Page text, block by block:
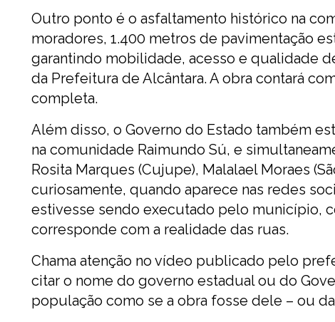
Outro ponto é o asfaltamento histórico na
moradores, 1.400 metros de pavimentação
garantindo mobilidade, acesso e qualidade
da Prefeitura de Alcântara. A obra contará
completa.
Além disso, o Governo do Estado também
na comunidade Raimundo Sú, e
Rosita Marques (Cujupe), Malalael Moraes
curiosamente, quando aparece nas redes
estivesse sendo executado pelo município,
corresponde com a realidade das ruas.
Chama atenção no vídeo publicado pelo
citar o nome do governo estadual ou do
população como se a obra fosse dele – ou